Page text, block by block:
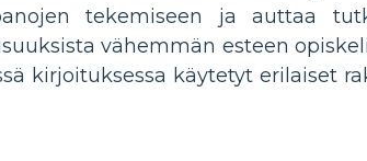
tekemiseen ja auttaa
vähemmän esteen
kirjoituksessa käytetyt erilaiset